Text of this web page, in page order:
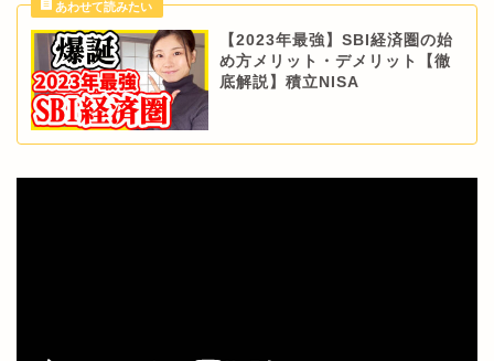
【2023年最強】SBI経済圏の始
め方メリット・デメリット【徹
底解説】積立NISA